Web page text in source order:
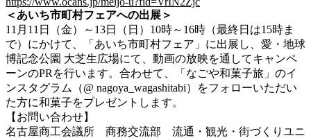
＜あいち市町村フェアへの出展＞
11月11日（金）～13日（日）10時～16時（最終日は15時ま
で）にかけて、「あいち市町村フェア」に出展し、愛・地球
博記念公園 大芝生広場にて、動画の放映を通してキャンペ
ーンのPRを行います。合わせて、「なごや和菓子旅」のイ
ンスタグラム（@ nagoya_wagashitabi）をフォローいただい
た方に和菓子をプレゼントします。
【お問い合わせ】
名古屋商工会議所 商務交流部 流通・観光・街づくりユニ